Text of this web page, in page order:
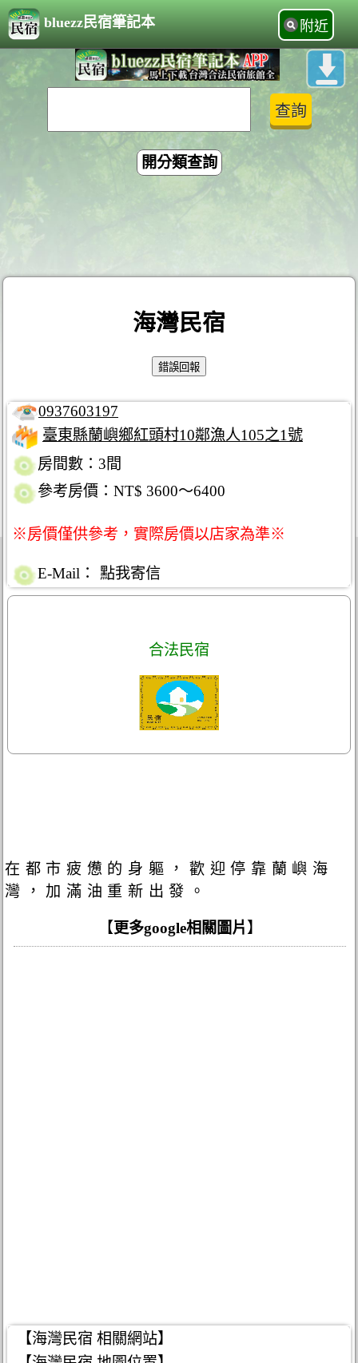
bluezz民宿筆記本 附近
開分類查詢
海灣民宿
0937603197
臺東縣蘭嶼鄉紅頭村10鄰漁人105之1號
房間數：3間
參考房價：NT$ 3600～6400
※房價僅供參考，實際房價以店家為準※
E-Mail： 點我寄信
合法民宿
在都市疲憊的身軀，歡迎停靠蘭嶼海
灣，加滿油重新出發。
【 更多google相關圖片 】
【海灣民宿 相關網站】